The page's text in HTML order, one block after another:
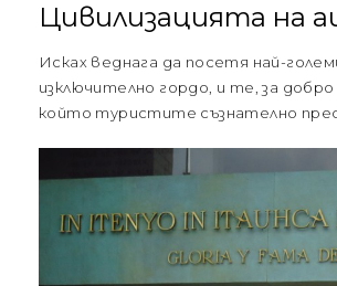
Цивилизацията на
Исках веднага да посетя най-
изключително гордо, и те, за
който туристите съзнателно